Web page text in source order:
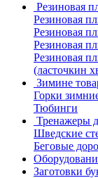
Резиновая
Резиновая
Резиновая
Резиновая
Резиновая
(ласточкин
Зимине
Горки
Тюбинги
Тренажеры
Шведские
Беговые
Заготовки